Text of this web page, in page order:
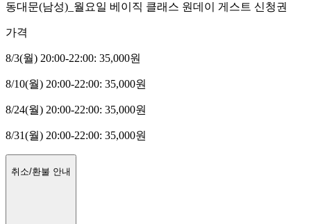
동대문(남성)_월요일 베이직 클래스 원데이 게스트 신청권
가격
8/3(월) 20:00-22:00: 35,000원
8/10(월) 20:00-22:00: 35,000원
8/24(월) 20:00-22:00: 35,000원
8/31(월) 20:00-22:00: 35,000원
취소/환불 안내